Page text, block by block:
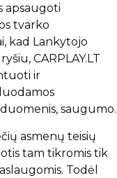
apsaugoti
tvarko
kad Lankytojo
CARPLAY.LT
ir
saugumo.
asmenų teisių
tam tikromis tik
Todėl